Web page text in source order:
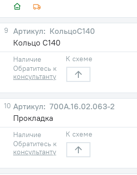
9
КольцоС140
Кольцо С140
Наличие
Обратитесь к
консультанту
К схеме
10
700А.16.02.063-2
Прокладка
Наличие
Обратитесь к
консультанту
К схеме